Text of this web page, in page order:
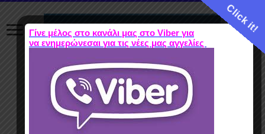
Click it!
Γίνε μέλος στο κανάλι μας στο Viber για
να ενημερώνεσαι για τις νέες μας αγγελίες